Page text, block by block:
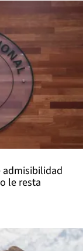
admisibilidad
le resta